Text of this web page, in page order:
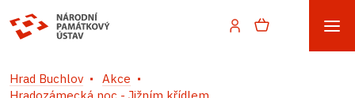
Hrad Buchlov
Akce